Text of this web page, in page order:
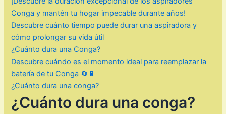
Conga y mantén tu hogar impecable durante años!
Descubre cuánto tiempo puede durar una aspiradora y
cómo prolongar su vida útil
¿Cuánto dura una Conga?
Descubre cuándo es el momento ideal para reemplazar la
batería de tu Conga 🔄🔋
¿Cuánto dura una conga?
¿Cuánto dura una conga?